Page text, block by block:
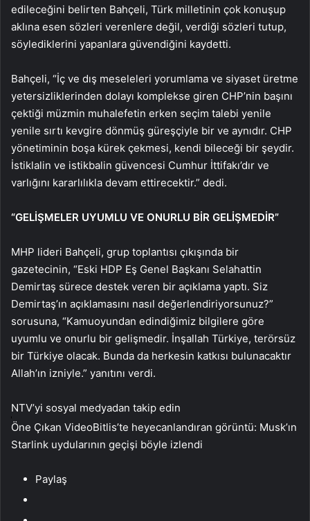
edileceğini belirten Bahçeli, Türk milletinin çok konuşup
aklına esen sözleri verenlere değil, verdiği sözleri tutup,
söylediklerini yapanlara güvendiğini kaydetti.
Bahçeli, “İç ve dış meseleleri yorumlama ve siyaset üretme
yetersizliklerinden dolayı komplekse giren CHP’nin başını
çektiği müzmin muhalefetin erken seçim talebi yenile
yenile sırtı kevgire dönmüş güreşçiyle bir ve aynıdır. CHP
yönetiminin boşa kürek çekmesi, kendi bileceği bir şeydir.
İstiklalin ve istikbalin güvencesi Cumhur İttifakı’dır ve
varlığını kararlılıkla devam ettirecektir.” dedi.
“GELİŞMELER UYUMLU VE ONURLU BİR GELİŞMEDİR”
MHP lideri Bahçeli, grup toplantısı çıkışında bir
gazetecinin, “Eski HDP Eş Genel Başkanı Selahattin
Demirtaş sürece destek veren bir açıklama yaptı. Siz
Demirtaş’ın açıklamasını nasıl değerlendiriyorsunuz?”
sorusuna, “Kamuoyundan edindiğimiz bilgilere göre
uyumlu ve onurlu bir gelişmedir. İnşallah Türkiye, terörsüz
bir Türkiye olacak. Bunda da herkesin katkısı bulunacaktır
Allah’ın izniyle.” yanıtını verdi.
NTV’yi sosyal medyadan takip edin
Öne Çıkan VideoBitlis’te heyecanlandıran görüntü: Musk’ın
Starlink uydularının geçişi böyle izlendi
Paylaş